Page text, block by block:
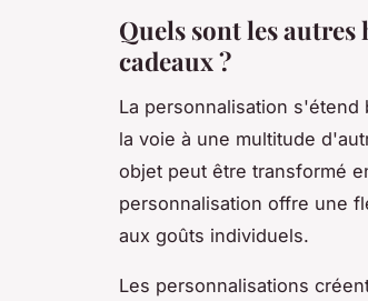
Quels sont les
cadeaux ?
La personnalisation
la voie à une multitude
objet peut être transformé
personnalisation offre une
aux goûts individuels.
Les personnalisations